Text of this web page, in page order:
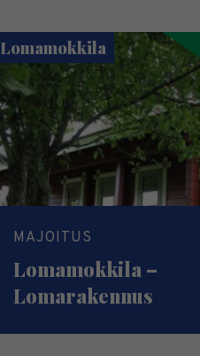
Lomamokkila
MAJOITUS
Lomamokkila –
Lomarakennus